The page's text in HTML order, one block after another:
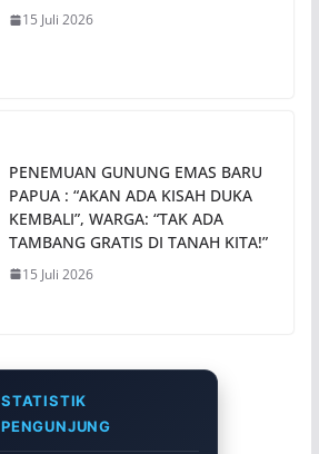
15 Juli 2026
PENEMUAN GUNUNG EMAS BARU
PAPUA : “AKAN ADA KISAH DUKA
KEMBALI”, WARGA: “TAK ADA
TAMBANG GRATIS DI TANAH KITA!”
15 Juli 2026
STATISTIK
PENGUNJUNG